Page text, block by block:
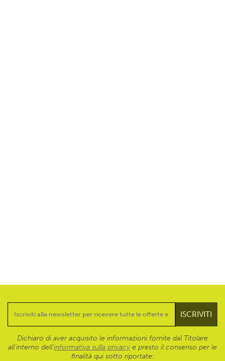
Dichiaro di aver acquisito le informazioni fornite dal Titolare
all’interno dell'informativa sulla privacy e presto il consenso per le
finalità qui sotto riportate: